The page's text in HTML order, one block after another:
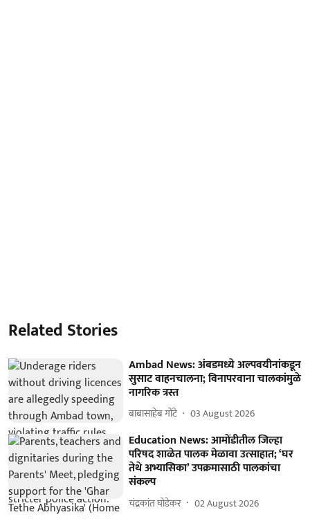
Related Stories
Ambad News: अंबडमध्ये अल्पवयीनांकडून
सुसाट वाहनचालना; विनापरवाना चालकांमुळे
नागरिक त्रस्त
बाबासाहेब गोंटे 03 August 2026
Education News: आमोंडीतील जिल्हा
परिषद शाळेत पालक मेळावा उत्साहात; ‘घर
तेथे अभ्यासिका’ उपक्रमासाठी पालकांचा
संकल्प
चंद्रकांत घोडेकर 02 August 2026